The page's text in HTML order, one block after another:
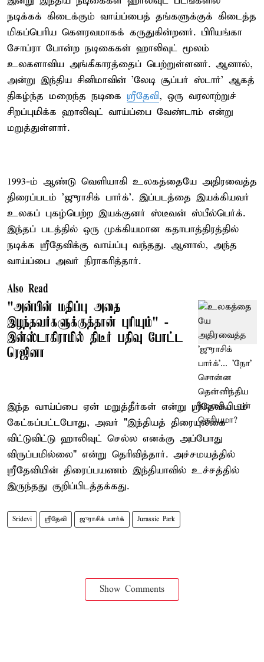
நடிக்கக் கிடைக்கும் வாய்ப்பைத் தங்களுக்குக் கிடைத்த
மிகப்பெரிய கௌரவமாகக் கருதுகின்றனர். பிரியங்கா
சோப்ரா போன்ற நடிகைகள் ஹாலிவுட் மூலம்
உலகளாவிய அங்கீகாரத்தைப் பெற்றுள்ளனர். ஆனால்,
அன்று இந்திய சினிமாவின் 'லேடி சூப்பர் ஸ்டார்' ஆகத்
திகழ்ந்த மறைந்த நடிகை ஸ்ரீதேவி, ஒரு வரலாற்றுச்
சிறப்புமிக்க ஹாலிவுட் வாய்ப்பை வேண்டாம் என்று
மறுத்துள்ளார்.
1993-ம் ஆண்டு வெளியாகி உலகத்தையே அதிரவைத்த
திரைப்படம் 'ஜுராசிக் பார்க்'. இப்படத்தை இயக்கியவர்
உலகப் புகழ்பெற்ற இயக்குனர் ஸ்டீவன் ஸ்பீல்பெர்க்.
இந்தப் படத்தில் ஒரு முக்கியமான கதாபாத்திரத்தில்
நடிக்க ஸ்ரீதேவிக்கு வாய்ப்பு வந்தது. ஆனால், அந்த
வாய்ப்பை அவர் நிராகரித்தார்.
Also Read
"அன்பின் மதிப்பு அதை
இழந்தவர்களுக்குத்தான் புரியும்" -
இன்ஸ்டாகிராமில் திடீர் பதிவு போட்ட
ரெஜினா
இந்த வாய்ப்பை ஏன் மறுத்தீர்கள் என்று ஸ்ரீதேவியிடம்
கேட்கப்பட்டபோது, அவர் "இந்தியத் திரையுலகை
விட்டுவிட்டு ஹாலிவுட் செல்ல எனக்கு அப்போது
விருப்பமில்லை" என்று தெரிவித்தார். அச்சமயத்தில்
ஸ்ரீதேவியின் திரைப்பயணம் இந்தியாவில் உச்சத்தில்
இருந்தது குறிப்பிடத்தக்கது.
Sridevi ஸ்ரீதேவி ஜுராசிக் பார்க் Jurassic Park
Show Comments